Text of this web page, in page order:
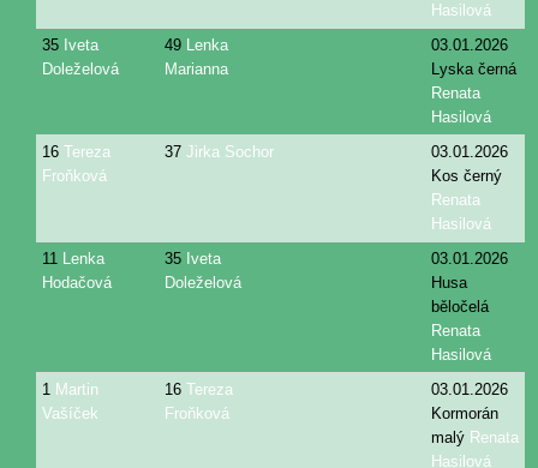
Hasilová
35 Iveta
Doleželová
49 Lenka
Marianna
03.01.2026
Lyska černá
Renata
Hasilová
16 Tereza
Froňková
37 Jirka Sochor
03.01.2026
Kos černý
Renata
Hasilová
11 Lenka
Hodačová
35 Iveta
Doleželová
03.01.2026
Husa
běločelá
Renata
Hasilová
1 Martin
Vašíček
16 Tereza
Froňková
03.01.2026
Kormorán
malý Renata
Hasilová